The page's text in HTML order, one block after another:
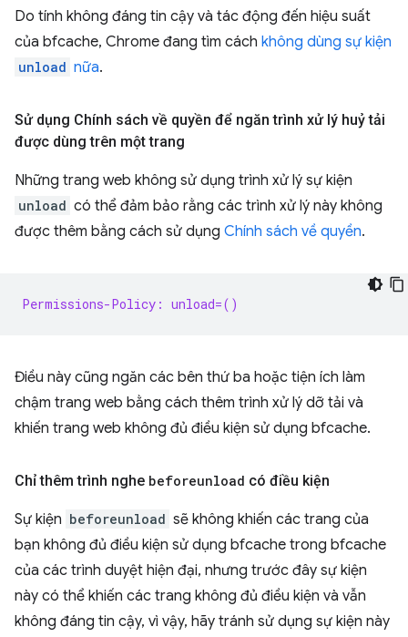
Do tính không đáng tin cậy và tác động đến hiệu suất
của bfcache, Chrome đang tìm cách không dùng sự kiện
unload nữa.
Sử dụng Chính sách về quyền để ngăn trình xử lý huỷ tải
được dùng trên một trang
Những trang web không sử dụng trình xử lý sự kiện
unload có thể đảm bảo rằng các trình xử lý này không
được thêm bằng cách sử dụng Chính sách về quyền.
Permissions-Policy: unload=()
Điều này cũng ngăn các bên thứ ba hoặc tiện ích làm
chậm trang web bằng cách thêm trình xử lý dỡ tải và
khiến trang web không đủ điều kiện sử dụng bfcache.
Chỉ thêm trình nghe beforeunload có điều kiện
Sự kiện beforeunload sẽ không khiến các trang của
bạn không đủ điều kiện sử dụng bfcache trong bfcache
của các trình duyệt hiện đại, nhưng trước đây sự kiện
này có thể khiến các trang không đủ điều kiện và vẫn
không đáng tin cậy, vì vậy, hãy tránh sử dụng sự kiện này